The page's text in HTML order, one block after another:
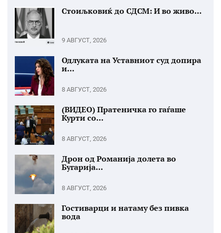
Стоиљковиќ до СДСМ: И во живо...
9 АВГУСТ, 2026
Одлуката на Уставниот суд допира
и...
8 АВГУСТ, 2026
(ВИДЕО) Пратеничка го гаѓаше
Курти со...
8 АВГУСТ, 2026
Дрон од Романија долета во
Бугарија...
8 АВГУСТ, 2026
Гостиварци и натаму без пивка
вода